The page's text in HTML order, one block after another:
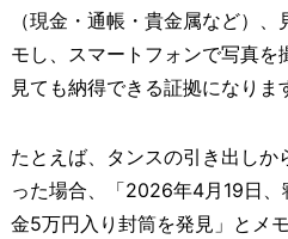
（現金・通帳・貴金属など）
モし、スマートフォンで写真
見ても納得できる証拠になりま
たとえば、タンスの引き出し
った場合、「2026年4月19日
金5万円入り封筒を発見」とメ